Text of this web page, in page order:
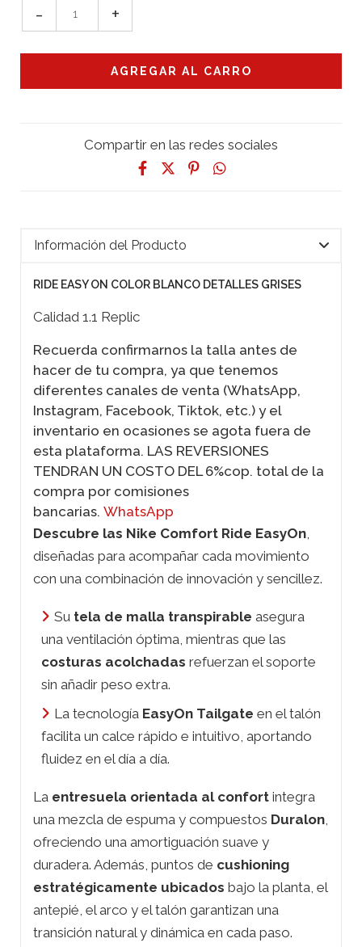
- +
Compartir en las redes sociales
Información del Producto
RIDE EASY ON COLOR BLANCO DETALLES GRISES
Calidad 1.1 Replic
Recuerda confirmarnos la talla antes de
hacer de tu compra, ya que tenemos
diferentes canales de venta (WhatsApp,
Instagram, Facebook, Tiktok, etc.) y el
inventario en ocasiones se agota fuera de
esta plataforma. LAS REVERSIONES
TENDRAN UN COSTO DEL 6%cop. total de la
compra por comisiones
bancarias. WhatsApp
Descubre las Nike Comfort Ride EasyOn
diseñadas para acompañar cada movimiento
con una combinación de innovación y sencillez.
Su tela de malla transpirable asegura
una ventilación óptima, mientras que las
costuras acolchadas refuerzan el soporte
sin añadir peso extra.
La tecnología EasyOn Tailgate en el talón
facilita un calce rápido e intuitivo, aportando
fluidez en el día a día.
La entresuela orientada al confort integra
una mezcla de espuma y compuestos Duralon
ofreciendo una amortiguación suave y
duradera. Además, puntos de cushioning
estratégicamente ubicados bajo la planta, el
antepié, el arco y el talón garantizan una
transición natural y dinámica en cada paso.